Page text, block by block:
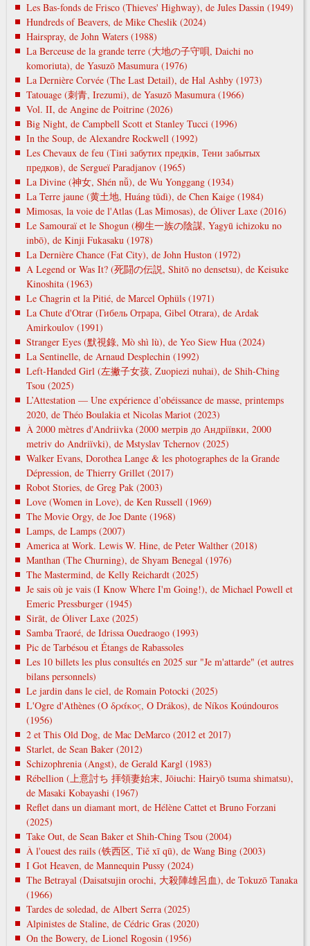
Les Bas-fonds de Frisco (Thieves' Highway), de Jules Dassin (1949)
Hundreds of Beavers, de Mike Cheslik (2024)
Hairspray, de John Waters (1988)
La Berceuse de la grande terre (大地の子守唄, Daichi no
komoriuta), de Yasuzō Masumura (1976)
La Dernière Corvée (The Last Detail), de Hal Ashby (1973)
Tatouage (刺青, Irezumi), de Yasuzō Masumura (1966)
Vol. II, de Angine de Poitrine (2026)
Big Night, de Campbell Scott et Stanley Tucci (1996)
In the Soup, de Alexandre Rockwell (1992)
Les Chevaux de feu (Тіні забутих предків, Тени забытых
предков), de Sergueï Paradjanov (1965)
La Divine (神女, Shén nǚ), de Wu Yonggang (1934)
La Terre jaune (黄土地, Huáng tǔdì), de Chen Kaige (1984)
Mimosas, la voie de l'Atlas (Las Mimosas), de Óliver Laxe (2016)
Le Samouraï et le Shogun (柳生一族の陰謀, Yagyū ichizoku no
inbō), de Kinji Fukasaku (1978)
La Dernière Chance (Fat City), de John Huston (1972)
A Legend or Was It? (死闘の伝説, Shitō no densetsu), de Keisuke
Kinoshita (1963)
Le Chagrin et la Pitié, de Marcel Ophüls (1971)
La Chute d'Otrar (Гибель Отрара, Gibel Otrara), de Ardak
Amirkoulov (1991)
Stranger Eyes (默視錄, Mò shì lù), de Yeo Siew Hua (2024)
La Sentinelle, de Arnaud Desplechin (1992)
Left-Handed Girl (左撇子女孩, Zuopiezi nuhai), de Shih-Ching
Tsou (2025)
L’Attestation — Une expérience d’obéissance de masse, printemps
2020, de Théo Boulakia et Nicolas Mariot (2023)
À 2000 mètres d'Andriivka (2000 метрів до Андріївки, 2000
metrіv do Andrіїvki), de Mstyslav Tchernov (2025)
Walker Evans, Dorothea Lange & les photographes de la Grande
Dépression, de Thierry Grillet (2017)
Robot Stories, de Greg Pak (2003)
Love (Women in Love), de Ken Russell (1969)
The Movie Orgy, de Joe Dante (1968)
Lamps, de Lamps (2007)
America at Work. Lewis W. Hine, de Peter Walther (2018)
Manthan (The Churning), de Shyam Benegal (1976)
The Mastermind, de Kelly Reichardt (2025)
Je sais où je vais (I Know Where I'm Going!), de Michael Powell et
Emeric Pressburger (1945)
Sirāt, de Óliver Laxe (2025)
Samba Traoré, de Idrissa Ouedraogo (1993)
Pic de Tarbésou et Étangs de Rabassoles
Les 10 billets les plus consultés en 2025 sur "Je m'attarde" (et autres
bilans personnels)
Le jardin dans le ciel, de Romain Potocki (2025)
L'Ogre d'Athènes (Ο δράκος, O Drákos), de Níkos Koúndouros
(1956)
2 et This Old Dog, de Mac DeMarco (2012 et 2017)
Starlet, de Sean Baker (2012)
Schizophrenia (Angst), de Gerald Kargl (1983)
Rébellion (上意討ち 拝領妻始末, Jōiuchi: Hairyō tsuma shimatsu),
de Masaki Kobayashi (1967)
Reflet dans un diamant mort, de Hélène Cattet et Bruno Forzani
(2025)
Take Out, de Sean Baker et Shih-Ching Tsou (2004)
À l'ouest des rails (铁西区, Tiě xī qū), de Wang Bing (2003)
I Got Heaven, de Mannequin Pussy (2024)
The Betrayal (Daisatsujin orochi, 大殺陣雄呂血), de Tokuzō Tanaka
(1966)
Tardes de soledad, de Albert Serra (2025)
Alpinistes de Staline, de Cédric Gras (2020)
On the Bowery, de Lionel Rogosin (1956)